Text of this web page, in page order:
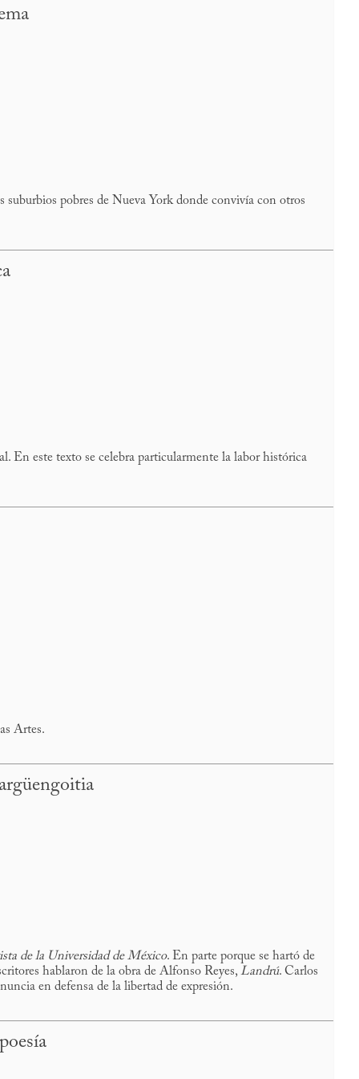
pobres de Nueva York donde convivía con otros
En este texto se celebra particularmente la labor histórica
Artes.
de la Universidad de México. En parte porque se hartó de
hablaron de la obra de Alfonso Reyes, Landrú. Carlos
en defensa de la libertad de expresión.